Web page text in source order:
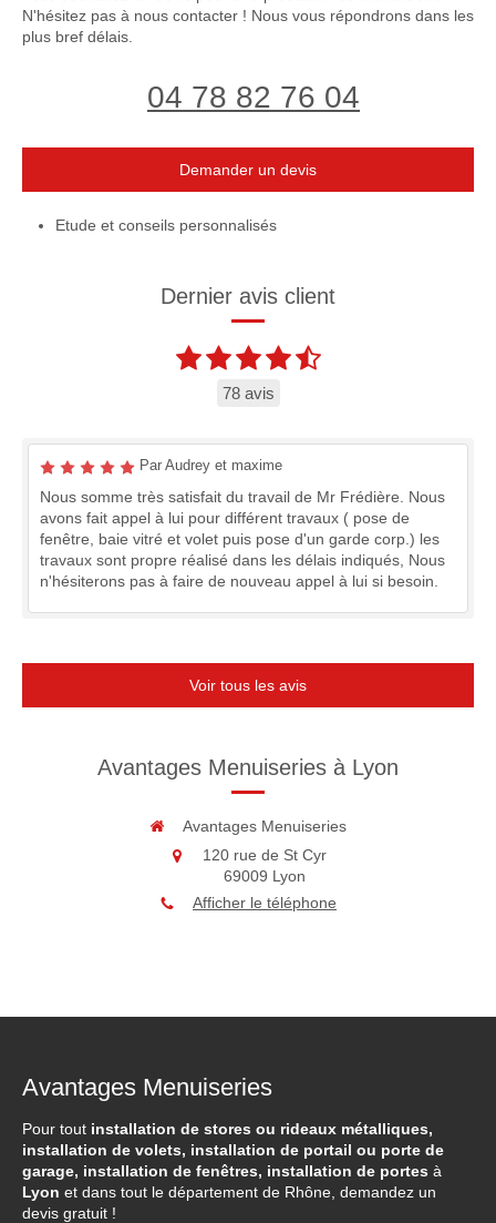
N'hésitez pas à nous contacter ! Nous vous répondrons dans les
plus bref délais.
04 78 82 76 04
Demander un devis
Etude et conseils personnalisés
Dernier avis client
78 avis
Par Audrey et maxime
Nous somme très satisfait du travail de Mr Frédière. Nous
avons fait appel à lui pour différent travaux ( pose de
fenêtre, baie vitré et volet puis pose d'un garde corp.) les
travaux sont propre réalisé dans les délais indiqués, Nous
n'hésiterons pas à faire de nouveau appel à lui si besoin.
Voir tous les avis
Avantages Menuiseries à Lyon
Avantages Menuiseries
120 rue de St Cyr
69009 Lyon
Afficher le téléphone
Avantages Menuiseries
Pour tout installation de stores ou rideaux métalliques,
installation de volets, installation de portail ou porte de
garage, installation de fenêtres, installation de portes à
Lyon et dans tout le département de Rhône, demandez un
devis gratuit !